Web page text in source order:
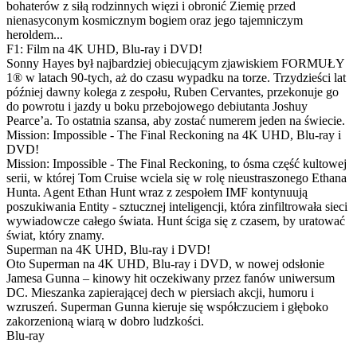
bohaterów z siłą rodzinnych więzi i obronić Ziemię przed
nienasyconym kosmicznym bogiem oraz jego tajemniczym
heroldem...
F1: Film na 4K UHD, Blu-ray i DVD!
Sonny Hayes był najbardziej obiecującym zjawiskiem FORMUŁY
1® w latach 90-tych, aż do czasu wypadku na torze. Trzydzieści lat
później dawny kolega z zespołu, Ruben Cervantes, przekonuje go
do powrotu i jazdy u boku przebojowego debiutanta Joshuy
Pearce’a. To ostatnia szansa, aby zostać numerem jeden na świecie.
Mission: Impossible - The Final Reckoning na 4K UHD, Blu-ray i
DVD!
Mission: Impossible - The Final Reckoning, to ósma część kultowej
serii, w której Tom Cruise wciela się w rolę nieustraszonego Ethana
Hunta. Agent Ethan Hunt wraz z zespołem IMF kontynuują
poszukiwania Entity - sztucznej inteligencji, która zinfiltrowała sieci
wywiadowcze całego świata. Hunt ściga się z czasem, by uratować
świat, który znamy.
Superman na 4K UHD, Blu-ray i DVD!
Oto Superman na 4K UHD, Blu-ray i DVD, w nowej odsłonie
Jamesa Gunna – kinowy hit oczekiwany przez fanów uniwersum
DC. Mieszanka zapierającej dech w piersiach akcji, humoru i
wzruszeń. Superman Gunna kieruje się współczuciem i głęboko
zakorzenioną wiarą w dobro ludzkości.
Blu-ray